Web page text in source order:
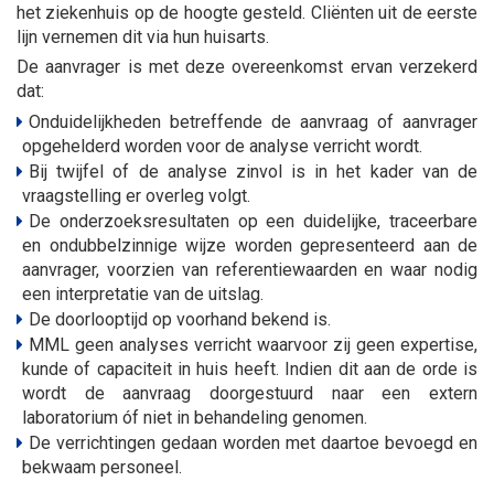
het ziekenhuis op de hoogte gesteld. Cliënten uit de eerste
lijn vernemen dit via hun huisarts.
De aanvrager is met deze overeenkomst ervan verzekerd
dat:
Onduidelijkheden betreffende de aanvraag of aanvrager
opgehelderd worden voor de analyse verricht wordt.
Bij twijfel of de analyse zinvol is in het kader van de
vraagstelling er overleg volgt.
De onderzoeksresultaten op een duidelijke, traceerbare
en ondubbelzinnige wijze worden gepresenteerd aan de
aanvrager, voorzien van referentiewaarden en waar nodig
een interpretatie van de uitslag.
De doorlooptijd op voorhand bekend is.
MML geen analyses verricht waarvoor zij geen expertise,
kunde of capaciteit in huis heeft. Indien dit aan de orde is
wordt de aanvraag doorgestuurd naar een extern
laboratorium óf niet in behandeling genomen.
De verrichtingen gedaan worden met daartoe bevoegd en
bekwaam personeel.